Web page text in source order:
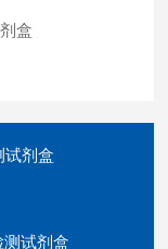
盒
试剂盒
测试剂盒